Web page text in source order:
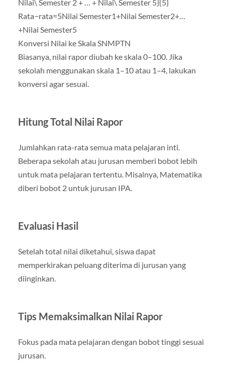
Nilai\ Semester 2 + … + Nilai\ Semester 5}{5}
Rata−rata=5Nilai Semester1+Nilai Semester2+…
+Nilai Semester5​
Konversi Nilai ke Skala SNMPTN
Biasanya, nilai rapor diubah ke skala 0–100. Jika
sekolah menggunakan skala 1–10 atau 1–4, lakukan
konversi agar sesuai.
Hitung Total Nilai Rapor
Jumlahkan rata-rata semua mata pelajaran inti.
Beberapa sekolah atau jurusan memberi bobot lebih
untuk mata pelajaran tertentu. Misalnya, Matematika
diberi bobot 2 untuk jurusan IPA.
Evaluasi Hasil
Setelah total nilai diketahui, siswa dapat
memperkirakan peluang diterima di jurusan yang
diinginkan.
Tips Memaksimalkan Nilai Rapor
Fokus pada mata pelajaran dengan bobot tinggi sesuai
jurusan.